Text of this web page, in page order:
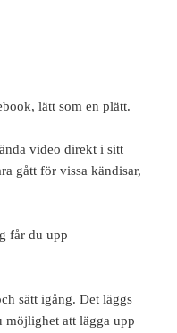
lätt som en plätt.
video direkt i sitt
gått för vissa kändisar,
får du upp
sätt igång. Det läggs
möjlighet att lägga upp